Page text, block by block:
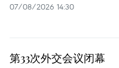
07/08/2026 14:30
第33次外交会议闭幕